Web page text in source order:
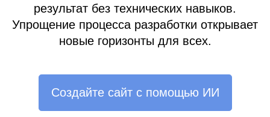
результат без технических навыков.
Упрощение процесса разработки открывает
новые горизонты для всех.
Создайте сайт с помощью ИИ